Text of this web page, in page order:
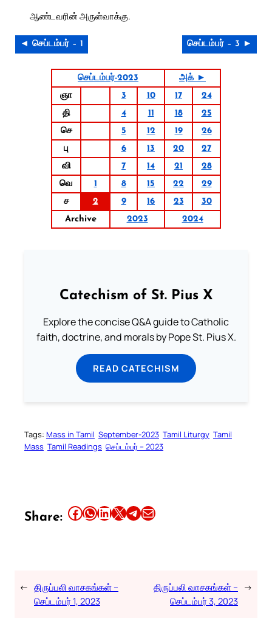
ஆண்டவரின் அருள்வாக்கு.
◄ செப்டம்பர் – 1 செப்டம்பர் – 3 ►
செப்டம்பர்-2023
அக் ►
ஞா
3 10 17
24
தி
4 11 18
25
செ
5 12 19
26
பு
6 13 20
27
வி
7 14 21
28
வெ
1 8 15 22
29
ச
2 9 16 23
30
Archive
2023 2024
Catechism of St. Pius X
Explore the concise Q&A guide to Catholic
faith, doctrine, and morals by Pope St. Pius X.
READ CATECHISM
Tags: Mass in Tamil September-2023 Tamil Liturgy Tamil
Mass Tamil Readings செப்டம்பர் – 2023
Share: Share this article on Facebook Share this article on WhatsApp Share this article on LinkedIn Share this article on X Share this article on TelegramEmail this Article
← திருப்பலி வாசகங்கள் –
செப்டம்பர் 1, 2023
திருப்பலி வாசகங்கள் –
செப்டம்பர் 3, 2023
→